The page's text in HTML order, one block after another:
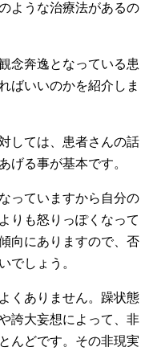
ような治療法があるの
念奔逸となっている患
ばいいのかを紹介しま
しては、患者さんの話
げる事が基本です。
っていますから自分の
りも怒りっぽくなって
向にありますので、否
でしょう。
くありません。躁状態
誇大妄想によって、非
んどです。その非現実